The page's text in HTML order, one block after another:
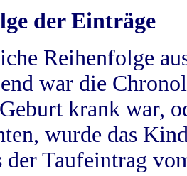
der Einträge
Reihenfolge
war die
krank war,
wurde das
der Taufeintrag